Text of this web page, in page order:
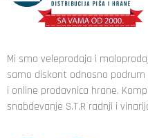
Mi smo veleprodaja i
samo diskont odnosno
i online prodavnica hrane.
snabdevanje S.T.R radnji i